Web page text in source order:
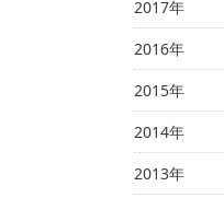
2017年
2016年
2015年
2014年
2013年